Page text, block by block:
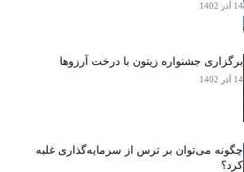
14 آذر 1402
برگزاری جشنواره زیتون با درخت آرزوها
14 آذر 1402
چگونه می‌توان بر ترس از سرمایه‌گذاری غلبه
کرد؟